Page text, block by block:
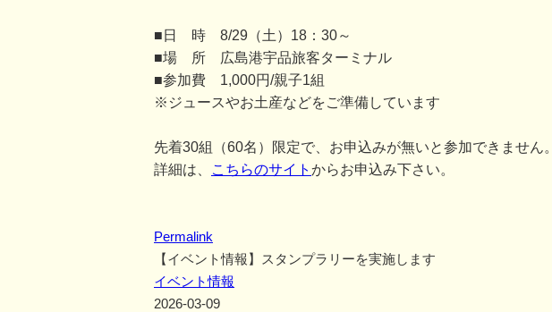
■日 時 8/29（土）18：30～
■場 所 広島港宇品旅客ターミナル
■参加費 1,000円/親子1組
※ジュースやお土産などをご準備しています
先着30組（60名）限定で、お申込みが無いと参加できません。
詳細は、
こちらのサイト からお申込み下さい。
Permalink
【イベント情報】スタンプラリーを実施します
イベント情報
2026-03-09